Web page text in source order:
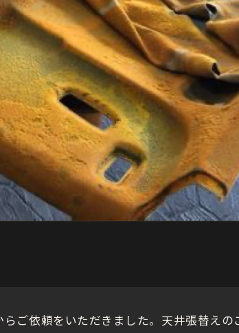
らご依頼をいただきました。天井張替えの